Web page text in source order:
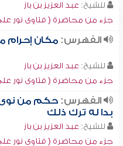
للشيخ: عبد العزيز بن باز
جزء من محاضرة ( فتاوى نور على
الفهرس: مكان إحرام
للشيخ: عبد العزيز بن باز
جزء من محاضرة ( فتاوى نور على
الفهرس: حكم من نوى
بدا له ترك ذلك
للشيخ: عبد العزيز بن باز
جزء من محاضرة ( فتاوى نور على